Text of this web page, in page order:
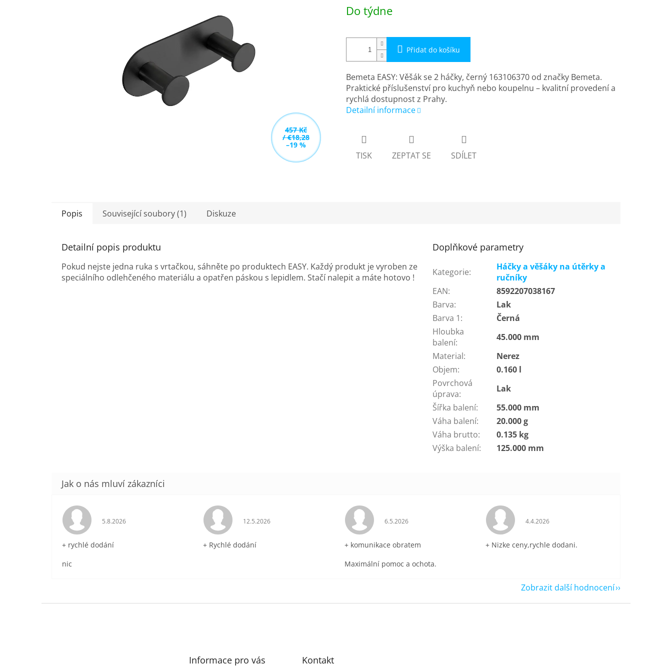
457 Kč
/ €18,28
–19 %
cena:
Do týdne
Přidat do košíku
Bemeta EASY: Věšák se 2 háčky, černý 163106370 od značky Bemeta.
Praktické příslušenství pro kuchyň nebo koupelnu – kvalitní provedení a
rychlá dostupnost z Prahy.
Detailní informace
TISK ZEPTAT SE SDÍLET
Popis Související soubory (1) Diskuze
Detailní popis produktu
Pokud nejste jedna ruka s vrtačkou, sáhněte po produktech EASY. Každý produkt je vyroben ze
speciálního odlehčeného materiálu a opatřen páskou s lepidlem. Stačí nalepit a máte hotovo !
Doplňkové parametry
Kategorie:
Háčky a věšáky na útěrky a
ručníky
EAN:
8592207038167
Barva:
Lak
Barva 1:
Černá
Hloubka
balení:
45.000 mm
Material:
Nerez
Objem:
0.160 l
Povrchová
úprava:
Lak
Šířka balení:
55.000 mm
Váha balení:
20.000 g
Váha brutto:
0.135 kg
Výška balení: 125.000 mm
Hodnocení obchodu je 5 z 5 hvězdiček.
5.8.2026
+ rychlé dodání
nic
Hodnocení obchodu je 5 z 5 hvězdiček.
12.5.2026
+ Rychlé dodání
Hodnocení obchodu je 5 z 5 hvězdiček.
6.5.2026
+ komunikace obratem
Maximální pomoc a ochota.
Hodnocení obchodu je 5 z 5 hvězdiček.
4.4.2026
+ Nizke ceny,rychle dodani.
Zobrazit další hodnocení
Informace pro vás Kontakt